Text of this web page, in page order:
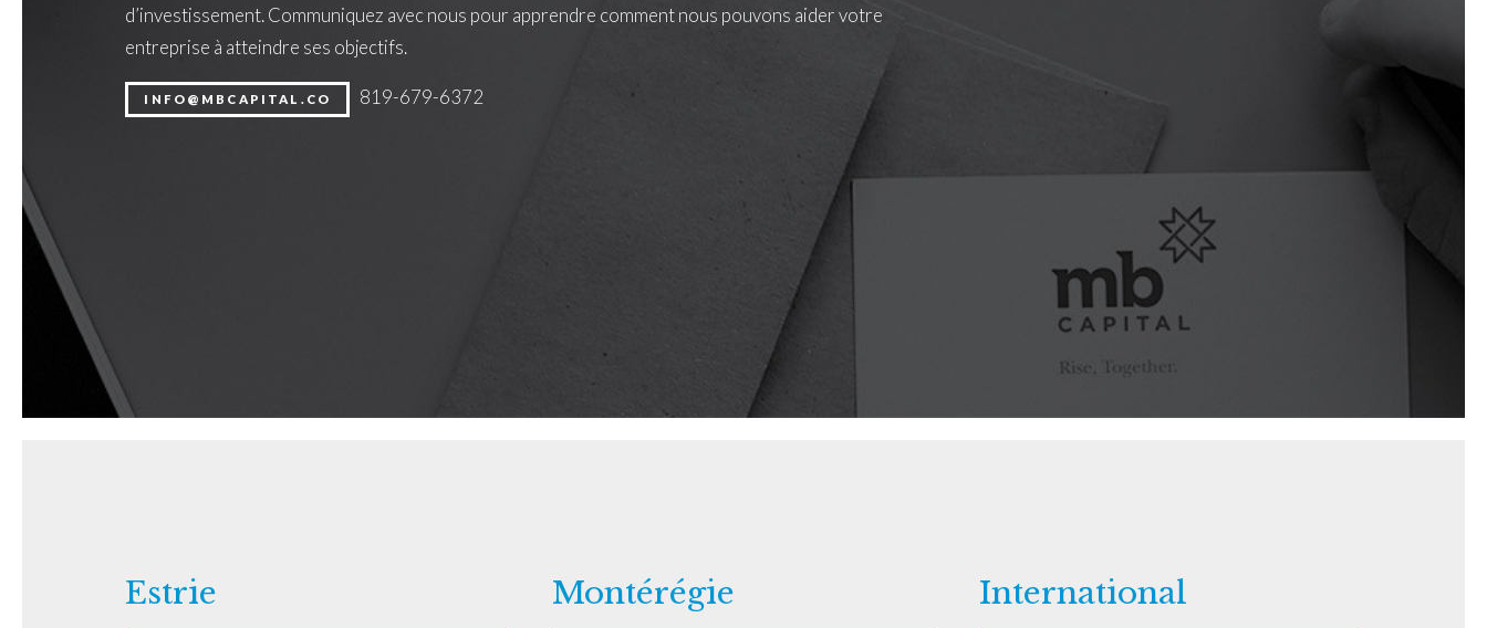
d’investissement. Communiquez avec nous pour apprendre comment nous pouvons aider votre
entreprise à atteindre ses objectifs.
INFO@MBCAPITAL.CO 819-679-6372
Estrie Montérégie International